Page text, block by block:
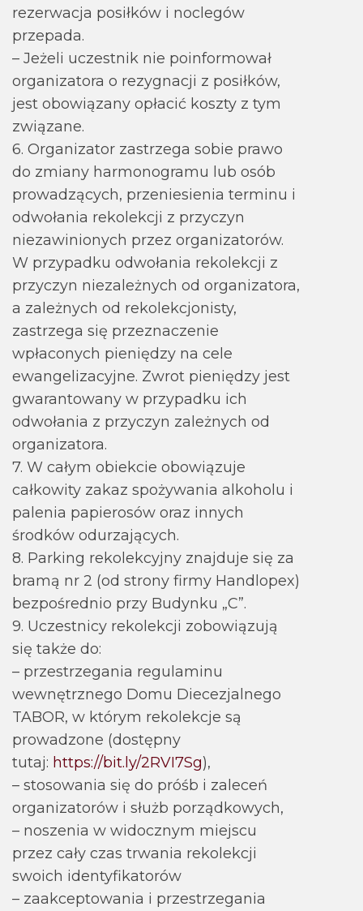
rezerwacja posiłków i noclegów
przepada.
– Jeżeli uczestnik nie poinformował
organizatora o rezygnacji z posiłków,
jest obowiązany opłacić koszty z tym
związane.
6. Organizator zastrzega sobie prawo
do zmiany harmonogramu lub osób
prowadzących, przeniesienia terminu i
odwołania rekolekcji z przyczyn
niezawinionych przez organizatorów.
W przypadku odwołania rekolekcji z
przyczyn niezależnych od organizatora,
a zależnych od rekolekcjonisty,
zastrzega się przeznaczenie
wpłaconych pieniędzy na cele
ewangelizacyjne. Zwrot pieniędzy jest
gwarantowany w przypadku ich
odwołania z przyczyn zależnych od
organizatora.
7. W całym obiekcie obowiązuje
całkowity zakaz spożywania alkoholu i
palenia papierosów oraz innych
środków odurzających.
8. Parking rekolekcyjny znajduje się za
bramą nr 2 (od strony firmy Handlopex)
bezpośrednio przy Budynku „C”.
9. Uczestnicy rekolekcji zobowiązują
się także do:
– przestrzegania regulaminu
wewnętrznego Domu Diecezjalnego
TABOR, w którym rekolekcje są
prowadzone (dostępny
tutaj: https://bit.ly/2RVI7Sg),
– stosowania się do próśb i zaleceń
organizatorów i służb porządkowych,
– noszenia w widocznym miejscu
przez cały czas trwania rekolekcji
swoich identyfikatorów
– zaakceptowania i przestrzegania